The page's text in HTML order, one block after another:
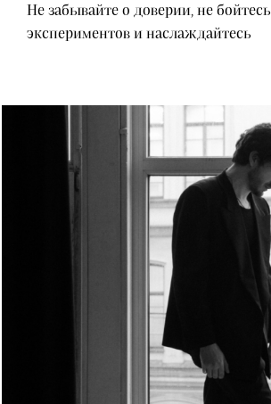
Не забывайте о доверии, не бойтесь
экспериментов и наслаждайтесь